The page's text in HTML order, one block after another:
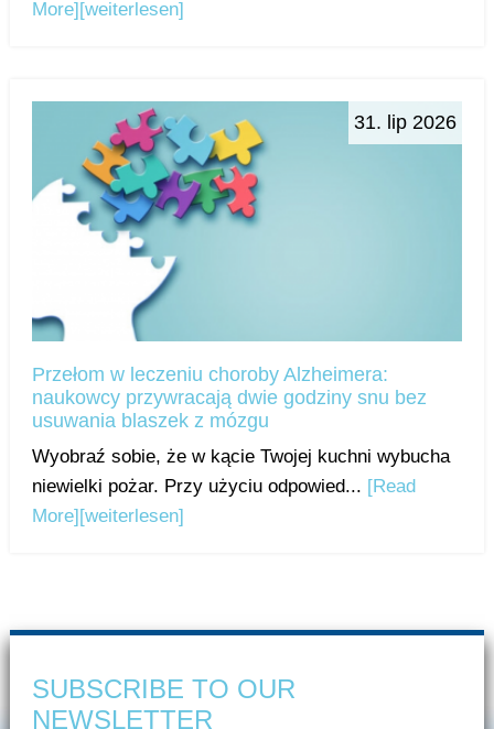
More] [weiterlesen]
31. lip 2026
Przełom w leczeniu choroby Alzheimera:
naukowcy przywracają dwie godziny snu bez
usuwania blaszek z mózgu
Wyobraź sobie, że w kącie Twojej kuchni wybucha
niewielki pożar. Przy użyciu odpowied... [Read
More] [weiterlesen]
SUBSCRIBE TO OUR
NEWSLETTER